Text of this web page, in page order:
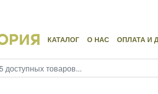
КАТАЛОГ О НАС ОПЛАТА И